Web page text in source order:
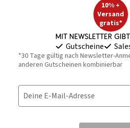
10% +
Versand
gratis*
Mit Newsletter gibt
Gutscheine
*30 Tage gültig nach Newsletter-
anderen Gutscheinen kombinierbar
Deine E-Mail-Adresse